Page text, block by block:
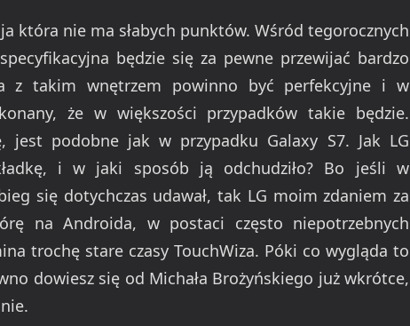
która nie ma słabych punktów. Wśród tegorocznych
będzie się za pewne przewijać bardzo
z takim wnętrzem powinno być perfekcyjne i w
że w większości przypadków takie będzie.
jest podobne jak w przypadku Galaxy S7. Jak LG
i w jaki sposób ją odchudziło? Bo jeśli w
się dotychczas udawał, tak LG moim zdaniem za
na Androida, w postaci często niepotrzebnych
trochę stare czasy TouchWiza. Póki co wygląda to
dowiesz się od Michała Brożyńskiego już wkrótce,